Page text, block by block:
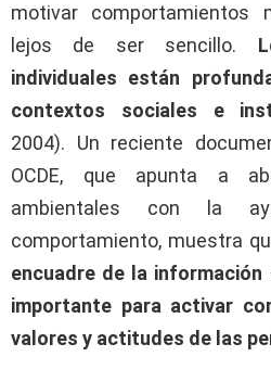
motivar comportamientos
lejos de ser sencillo.
individuales están
contextos sociales e
2004). Un reciente
OCDE, que apunta a
ambientales con la
comportamiento, muestra
encuadre de la
importante para activar
valores y actitudes de las